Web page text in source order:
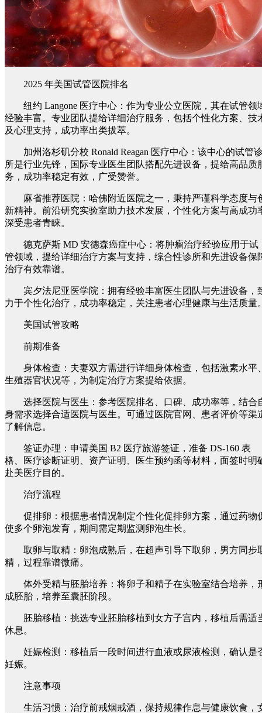
2025 年美国试管医院排名
纽约 Langone 医疗中心：作为专业公立医院，其在试管领
经验丰富。专业团队提给详细治疗服务，包括个性化方案、技
及心理支持，成功率出类拔萃。
加州洛杉矶分校 Ronald Reagan 医疗中心：该中心的试管
所是行业先锋，国际专业医生团队搭配先进设备，提给高品质
务，成功率稳定有效，广受赞誉。
麻省推荐医院：哈佛附近医院之一，秉持严谨科学态度与
新精神。前沿研究实验室助力技术发展，个性化方案与高成功
深受患者青睐。
德克萨斯 MD 安德森癌症中心：将肿瘤治疗经验应用于试
管领域，提给详细治疗方案与支持，综合性诊所和先进设备保
治疗有效靠谱。
宾夕法尼亚医学院：拥有经验丰富医生团队与先进设备，
力于个性化治疗，成功率稳定，关注患者心理健康与生活质量
美国试管攻略
前期准备
身体检查：夫妻双方需进行详细身体检查，包括激素水平
生殖器官状况等，为制定治疗方案提给依据。
选择医院与医生：参考医院排名、口碑、成功率等，结合
身需求选择合适医院与医生。可通过医院官网、患者评价等渠
了解信息。
签证办理：申请美国 B2 医疗旅游签证，准备 DS-160 表
格、医疗诊断证明、资产证明、医生预约函等材料，面签时明
赴美医疗目的。
治疗流程
促排卵：根据患者情况制定个性化促排卵方案，通过药物
使多个卵泡发育，期间需定期监测卵泡生长。
取卵与取精：卵泡成熟后，在超声引导下取卵，男方同步
精，过程靠谱微痛。
体外受精与胚胎培养：将卵子和精子在实验室结合培养，
成胚胎，培养至囊胚阶段。
胚胎移植：挑选专业胚胎移植到女方子宫内，移植后需适
休息。
妊娠检测：移植后一段时间进行血液或尿液检测，确认是
妊娠。
注意事项
生活习惯：治疗前戒烟戒酒，保持规律作息与健康饮食，